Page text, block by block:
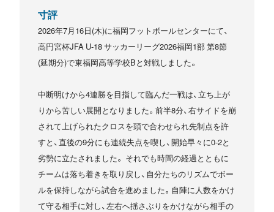
寸評
2026年7月16日(木)に福岡フットボールセンターにて、
高円宮杯JFA U-18 サッカーリーグ2026福岡1部 第8節
(延期分)で東福岡高等学校Bと対戦しました。
中断明けから4連勝を目指して臨んだ一戦は、立ち上が
りから苦しい展開となりました。前半8分、右サイドを崩
されて上げられたクロスを頭で合わせられ先制点を許
すと、直後の9分にも連続失点を喫し、開始早々に0-2と
劣勢に立たされました。 それでも時間の経過とともに
チームは落ち着きを取り戻し、自分たちのリズムでボー
ルを保持しながら試合を進めました。自陣に人数をかけ
て守る相手に対し、左右へ揺さぶりをかけながら相手の